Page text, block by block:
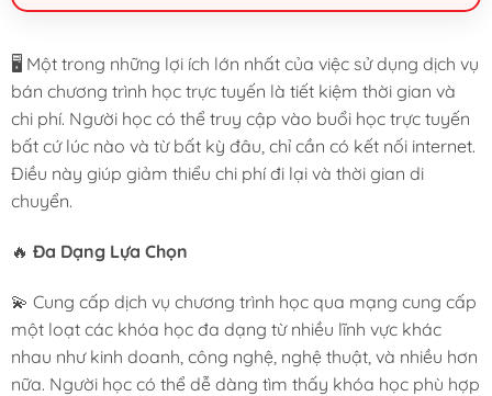
🖥️ Một trong những lợi ích lớn nhất của việc sử dụng dịch vụ
bán chương trình học trực tuyến là tiết kiệm thời gian và
chi phí. Người học có thể truy cập vào buổi học trực tuyến
bất cứ lúc nào và từ bất kỳ đâu, chỉ cần có kết nối internet.
Điều này giúp giảm thiểu chi phí đi lại và thời gian di
chuyển.
🔥 Đa Dạng Lựa Chọn
💫 Cung cấp dịch vụ chương trình học qua mạng cung cấp
một loạt các khóa học đa dạng từ nhiều lĩnh vực khác
nhau như kinh doanh, công nghệ, nghệ thuật, và nhiều hơn
nữa. Người học có thể dễ dàng tìm thấy khóa học phù hợp